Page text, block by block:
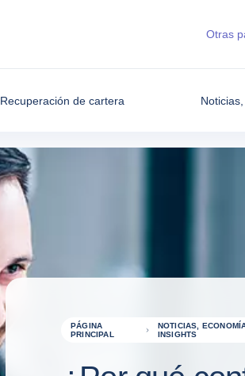
Recuperación de cartera
Otras
PÁGINA
PRINCIPAL
NOTICIAS,
INSIGHTS